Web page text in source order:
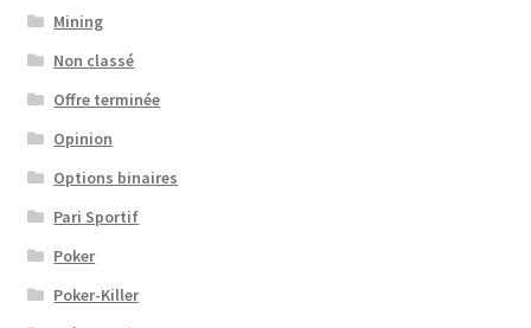
Mining
Non classé
Offre terminée
Opinion
Options binaires
Pari Sportif
Poker
Poker-Killer